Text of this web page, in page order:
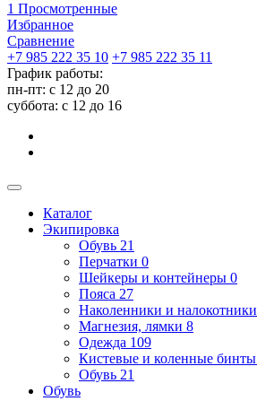
1 Просмотренные
Избранное
Сравнение
+7 985 222 35 10 +7 985 222 35 11
График работы:
пн-пт: с 12 до 20
суббота: c 12 до 16
Каталог
Экипировка
Обувь 21
Перчатки 0
Шейкеры и контейнеры 0
Пояса 27
Наколенники и налокотники
Магнезия, лямки 8
Одежда 109
Кистевые и коленные бинты
Обувь 21
Обувь